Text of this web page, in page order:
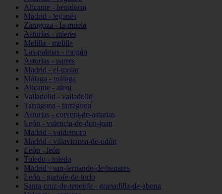
Alicante - benidorm
Madrid - leganés
Zaragoza - la-muela
Asturias - mieres
Melilla - melilla
Las-palmas - mogán
Asturias - parres
Madrid - el-molar
Málaga - málaga
Alicante - alcoi
Valladolid - valladolid
Tarragona - tarragona
Asturias - corvera-de-asturias
León - valencia-de-don-juan
Madrid - valdemoro
Madrid - villaviciosa-de-odón
León - león
Toledo - toledo
Madrid - san-fernando-de-henares
León - garrafe-de-torío
Santa-cruz-de-tenerife - granadilla-de-abona